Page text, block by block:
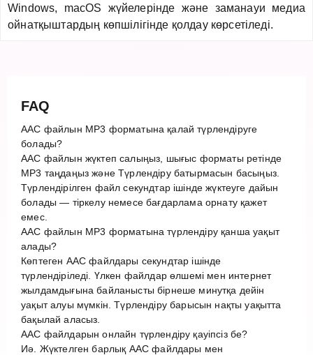
Windows, macOS жүйелерінде және заманауи медиа
ойнатқыштардың көпшілігінде қолдау көрсетіледі.
FAQ
AAC файлын MP3 форматына қалай түрлендіруге
болады?
AAC файлын жүктеп салыңыз, шығыс форматы ретінде
MP3 таңдаңыз және Түрлендіру батырмасын басыңыз.
Түрлендірілген файл секундтар ішінде жүктеуге дайын
болады — тіркелу немесе бағдарлама орнату қажет
емес.
AAC файлын MP3 форматына түрлендіру қанша уақыт
алады?
Көптеген AAC файлдары секундтар ішінде
түрлендіріледі. Үлкен файлдар өлшемі мен интернет
жылдамдығына байланысты бірнеше минутқа дейін
уақыт алуы мүмкін. Түрлендіру барысын нақты уақытта
бақылай аласыз.
AAC файлдарын онлайн түрлендіру қауіпсіз бе?
Иә. Жүктелген барлық AAC файлдары мен